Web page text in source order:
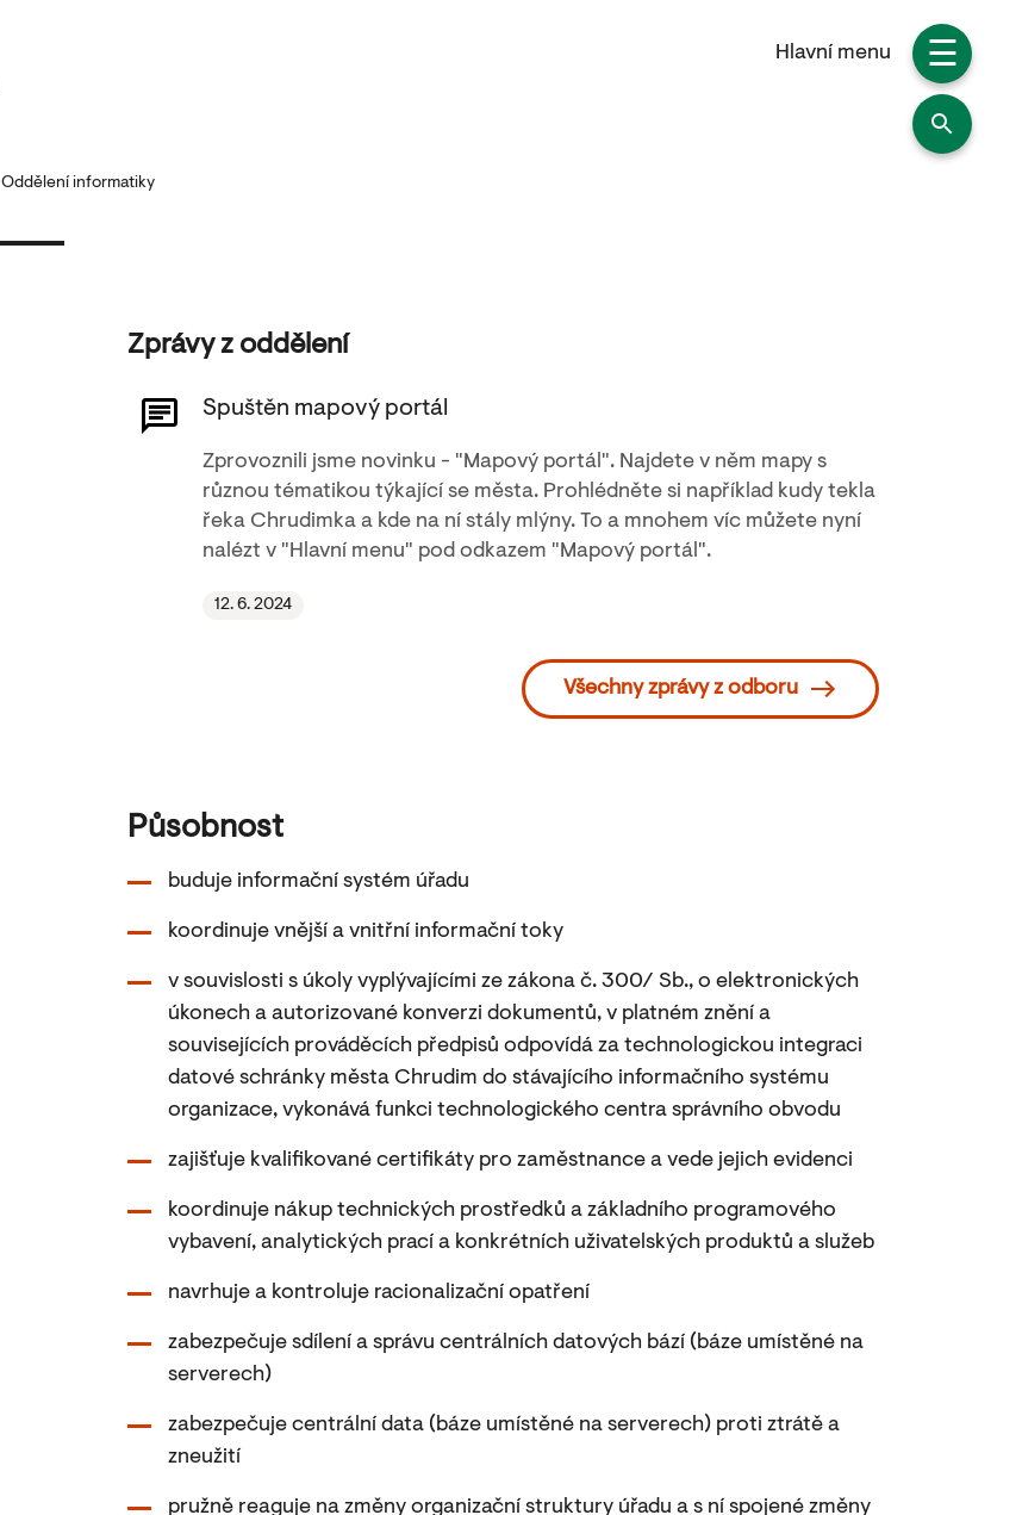
Hlavní menu ☰
Oddělení informatiky
Zprávy z oddělení
Spuštěn mapový portál
Zprovoznili jsme novinku - "Mapový portál". Najdete v něm mapy s
různou tématikou týkající se města. Prohlédněte si například kudy tekla
řeka Chrudimka a kde na ní stály mlýny. To a mnohem víc můžete nyní
nalézt v "Hlavní menu" pod odkazem "Mapový portál".
12. 6. 2024
Všechny zprávy z odboru
Působnost
buduje informační systém úřadu
koordinuje vnější a vnitřní informační toky
v souvislosti s úkoly vyplývajícími ze zákona č. 300/ Sb., o elektronických
úkonech a autorizované konverzi dokumentů, v platném znění a
souvisejících prováděcích předpisů odpovídá za technologickou integraci
datové schránky města Chrudim do stávajícího informačního systému
organizace, vykonává funkci technologického centra správního obvodu
zajišťuje kvalifikované certifikáty pro zaměstnance a vede jejich evidenci
koordinuje nákup technických prostředků a základního programového
vybavení, analytických prací a konkrétních uživatelských produktů a služeb
navrhuje a kontroluje racionalizační opatření
zabezpečuje sdílení a správu centrálních datových bází (báze umístěné na
serverech)
zabezpečuje centrální data (báze umístěné na serverech) proti ztrátě a
zneužití
pružně reaguje na změny organizační struktury úřadu a s ní spojené změny